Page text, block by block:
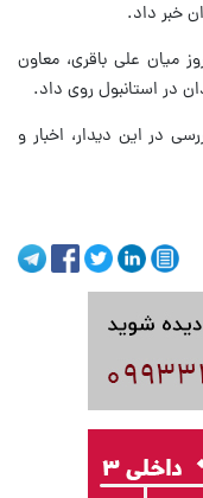
خبر داد.
میان علی باقری، معاون
در استانبول روی داد.
در این دیدار، اخبار و